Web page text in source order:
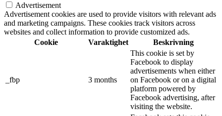
Advertisement
Advertisement cookies are used to provide visitors with relevant ads
and marketing campaigns. These cookies track visitors across
websites and collect information to provide customized ads.
Cookie
Varaktighet Beskrivning
_fbp 3 months
This cookie is set by
Facebook to display
advertisements when either
on Facebook or on a digital
platform powered by
Facebook advertising, after
visiting the website.